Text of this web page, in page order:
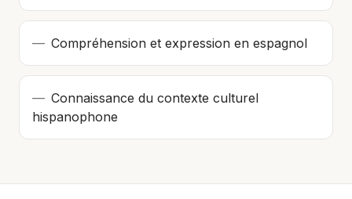
— Compréhension et expression en espagnol
— Connaissance du contexte culturel
hispanophone